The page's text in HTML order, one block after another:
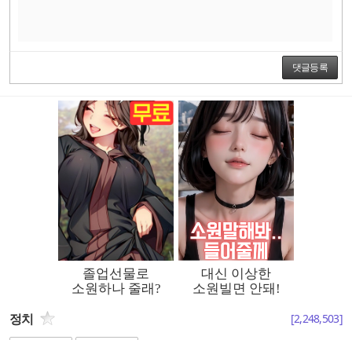
댓글등록
정치 [2,248,503]